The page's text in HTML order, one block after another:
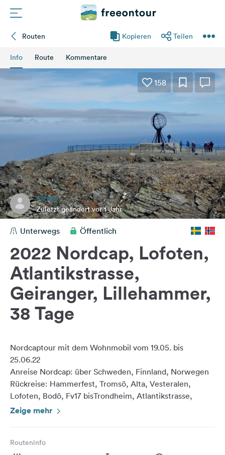
Plätze
Registrieren
Einloggen
Newsletter
Feedback
Sprache:
Deutsch
Folge
auf
Facebook
Instagram
Routen Kopieren Teilen
Info Route Kommentare
158
maegg
Zuletzt geändert vor 1 Jahr
Unterwegs Öffentlich
2022 Nordcap, Lofoten,
Atlantikstrasse,
Geiranger, Lillehammer,
38 Tage
Nordcaptour mit dem Wohnmobil vom 19.05. bis
25.06.22
Anreise Nordcap: über Schweden, Finnland, Norwegen
Rückreise: Hammerfest, Tromsö, Alta, Vesteralen,
Lofoten, Bodö, Fv17 bisTrondheim, Atlantikstrasse,
Trolstigen,Geiranger, Loem, Lillehammer, Göteborg,
Zeige mehr
Routeninfo